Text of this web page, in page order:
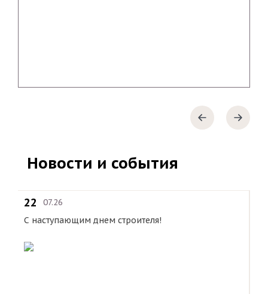
Новости и события
22
07.26
С наступающим днем строителя!